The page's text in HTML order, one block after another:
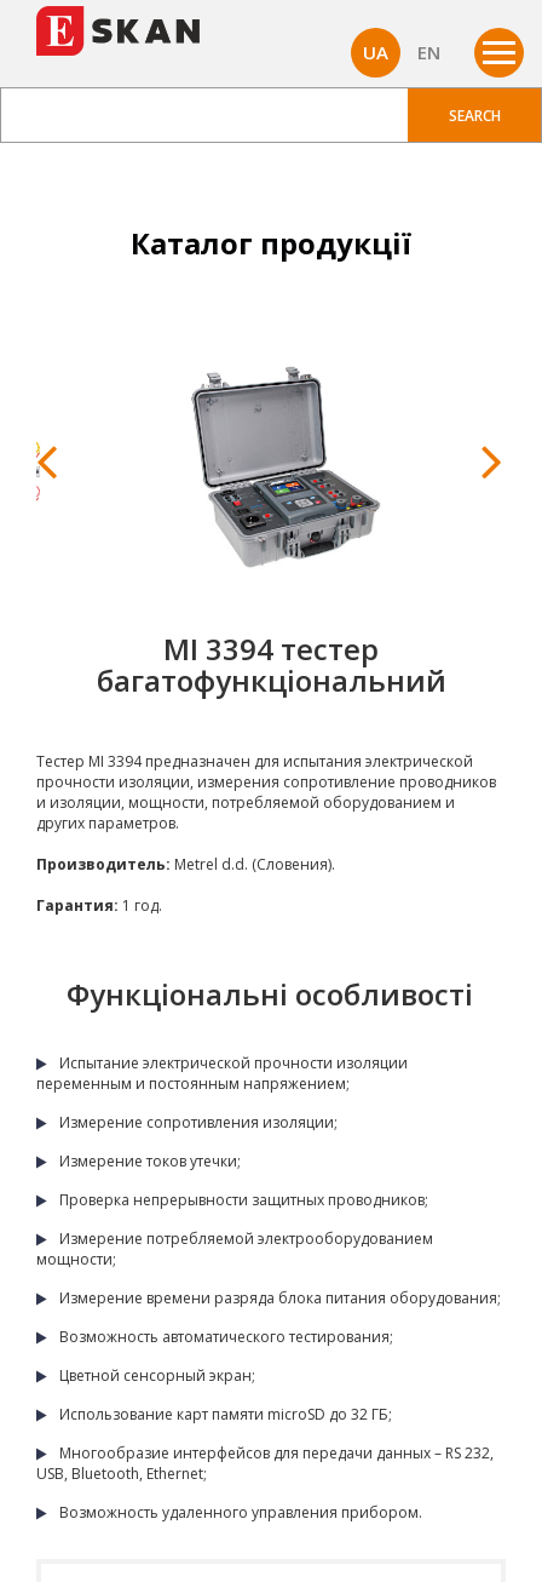
UA EN
Каталог продукції
MI 3394 тестер
багатофункціональний
Тестер MI 3394 предназначен для испытания электрической
прочности изоляции, измерения сопротивление проводников
и изоляции, мощности, потребляемой оборудованием и
других параметров.
Производитель: Metrel d.d. (Словения).
Гарантия: 1 год.
Функціональні особливості
Испытание электрической прочности изоляции
переменным и постоянным напряжением;
Измерение сопротивления изоляции;
Измерение токов утечки;
Проверка непрерывности защитных проводников;
Измерение потребляемой электрооборудованием
мощности;
Измерение времени разряда блока питания оборудования;
Возможность автоматического тестирования;
Цветной сенсорный экран;
Использование карт памяти microSD до 32 ГБ;
Многообразие интерфейсов для передачи данных – RS 232,
USB, Bluetooth, Ethernet;
Возможность удаленного управления прибором.